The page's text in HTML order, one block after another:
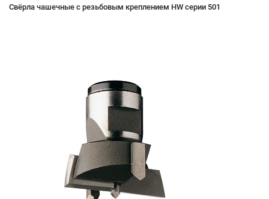
Свёрла чашечные с резьбовым креплением HW серии 501